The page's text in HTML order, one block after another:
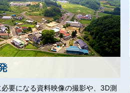
要になる資料映像の撮影や、3D測